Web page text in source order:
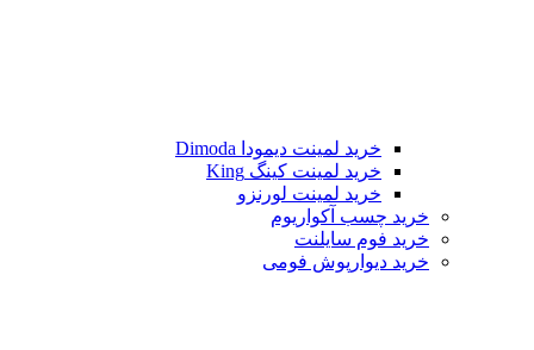
خرید لمینت دیمودا Dimoda
خرید لمینت کینگ King
خرید لمینت لورنزو
خرید چسب آکواریوم
خرید فوم سایلنت
خرید دیوارپوش فومی